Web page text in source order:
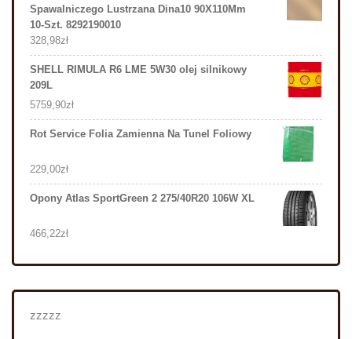
Spawalniczego Lustrzana Dina10 90X110Mm
10-Szt. 8292190010
328,98zł
SHELL RIMULA R6 LME 5W30 olej silnikowy
209L
5759,90zł
Rot Service Folia Zamienna Na Tunel Foliowy
229,00zł
Opony Atlas SportGreen 2 275/40R20 106W XL
466,22zł
zzzzz